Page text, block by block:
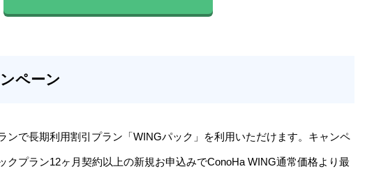
ペーン
ンで長期利用割引プラン「WINGパック」を利用いただけます。キャンペ
クプラン12ヶ月契約以上の新規お申込みでConoHa WING通常価格より最